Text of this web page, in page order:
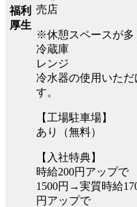
福利
厚生
売店
※休憩スペースが多
冷蔵庫
レンジ
冷水器の使用いた
す。
【工場駐車場】
あり（無料）
【入社特典】
時給200円アップで
1500円→実質時給
円アップで